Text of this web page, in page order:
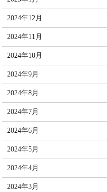
2024年12月
2024年11月
2024年10月
2024年9月
2024年8月
2024年7月
2024年6月
2024年5月
2024年4月
2024年3月